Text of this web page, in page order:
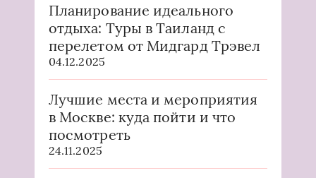
Планирование идеального
отдыха: Туры в Таиланд с
перелетом от Мидгард Трэвел
04.12.2025
Лучшие места и мероприятия
в Москве: куда пойти и что
посмотреть
24.11.2025